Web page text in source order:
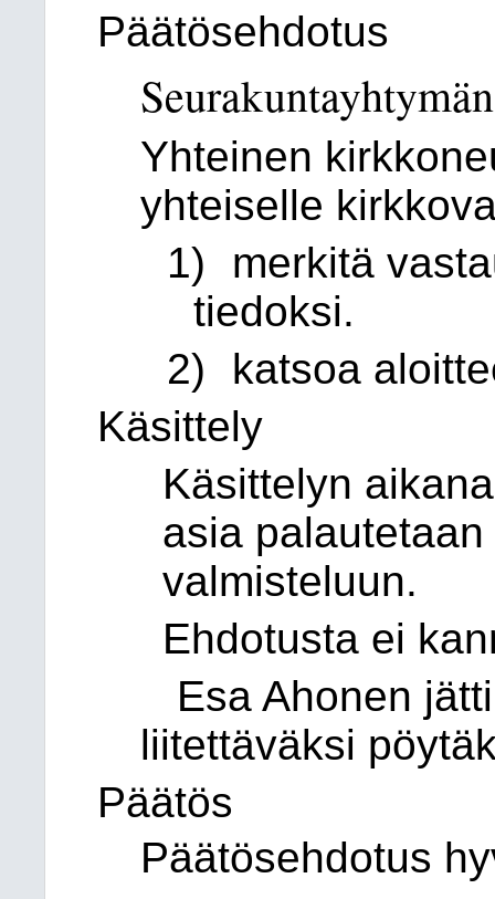
Päätösehdotus
Yhteinen
yhteiselle
1)
merkitä
tiedoksi.
2)
katsoa
Käsittely
Käsittelyn
asia palautetaan
valmisteluun.
Ehdotusta ei
Esa Ahonen
liitettäväksi
Päätös
Päätösehdotus